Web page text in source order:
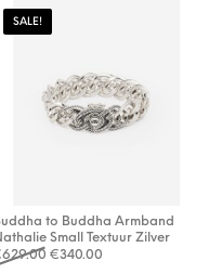
SALE!
to Buddha Armband
Small Textuur Zilver
629.00 Oorspronkelijke prijs was:
€340.00